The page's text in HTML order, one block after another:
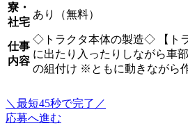
寮・
社宅
あり（無料）
仕事
内容
◇トラクタ本体の製造◇ 【ト
に出たり入ったりしながら車
の組付け ※ともに動きながら
＼最短45秒で完了／
応募へ進む